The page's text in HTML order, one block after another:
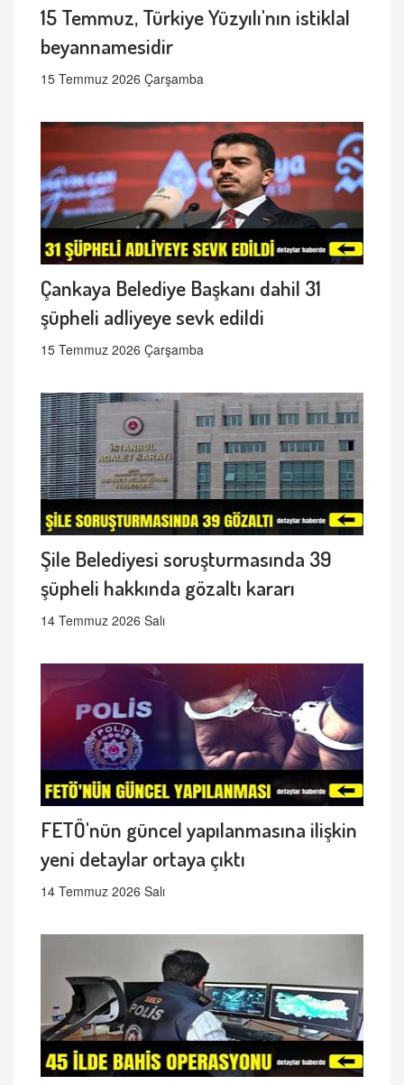
15 Temmuz, Türkiye Yüzyılı'nın istiklal
beyannamesidir
15 Temmuz 2026 Çarşamba
Çankaya Belediye Başkanı dahil 31
şüpheli adliyeye sevk edildi
15 Temmuz 2026 Çarşamba
Şile Belediyesi soruşturmasında 39
şüpheli hakkında gözaltı kararı
14 Temmuz 2026 Salı
FETÖ'nün güncel yapılanmasına ilişkin
yeni detaylar ortaya çıktı
14 Temmuz 2026 Salı